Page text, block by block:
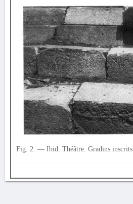
Fig. 2. — Ibid. Théâtre. Gradins inscrits